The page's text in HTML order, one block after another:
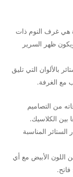
هي غرف النوم ذات
ظهر السرير
بالألوان التي تليق
مع الغرفة.
من التصاميم
بين الكلاسيك.
المناسبة
اللون الأبيض مع أي